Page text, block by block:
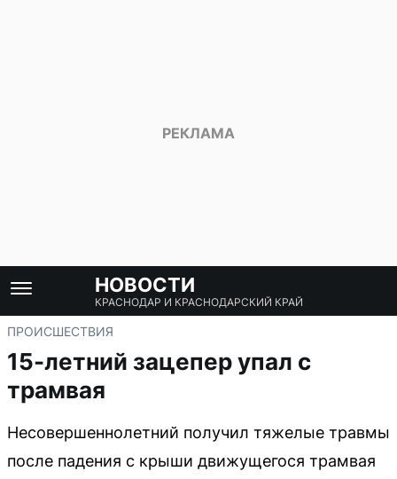
НОВОСТИ
КРАСНОДАР И КРАСНОДАРСКИЙ КРАЙ
ПРОИСШЕСТВИЯ
15-летний зацепер упал с
трамвая
Несовершеннолетний получил тяжелые травмы
после падения с крыши движущегося трамвая